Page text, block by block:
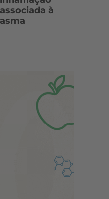
associada à
asma